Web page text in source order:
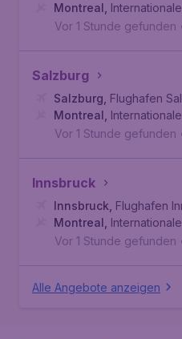
Montreal
Vor 1 Stunde gefunden
Salzburg
Salzburg Flughafen
Montreal
Vor 1 Stunde gefunden
Innsbruck
Innsbruck Flughafen
Montreal
Vor 1 Stunde gefunden
Alle Angebote anzeigen